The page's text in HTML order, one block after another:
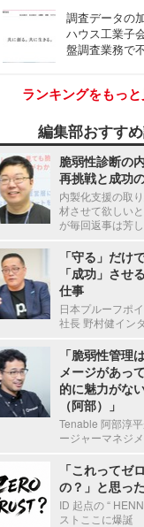
調査データの
ハウス工業子
盤調査業務で
ランキングをもっ
編集部おすす
脆弱性診断の
再挑戦と成功
内製化支援の取
材させて欲しい
が毎回返事は芳
「守る」だけ
「成功」させ
仕事
日本プルーフポ
社長 野村健イン
「脆弱性管理
メージがあっ
的に魅力がな
（阿部）」
Tenable 阿部淳
ージャーマネジ
「これってゼ
の？」と思っ
ID 起点の “
ストここに爆誕